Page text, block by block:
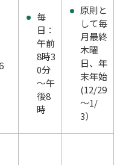
毎
日：
午前
8時3
0分
～午
後8
時
原則と
して毎
月最終
木曜
日、年
末年始
(12/29
～1/
3）